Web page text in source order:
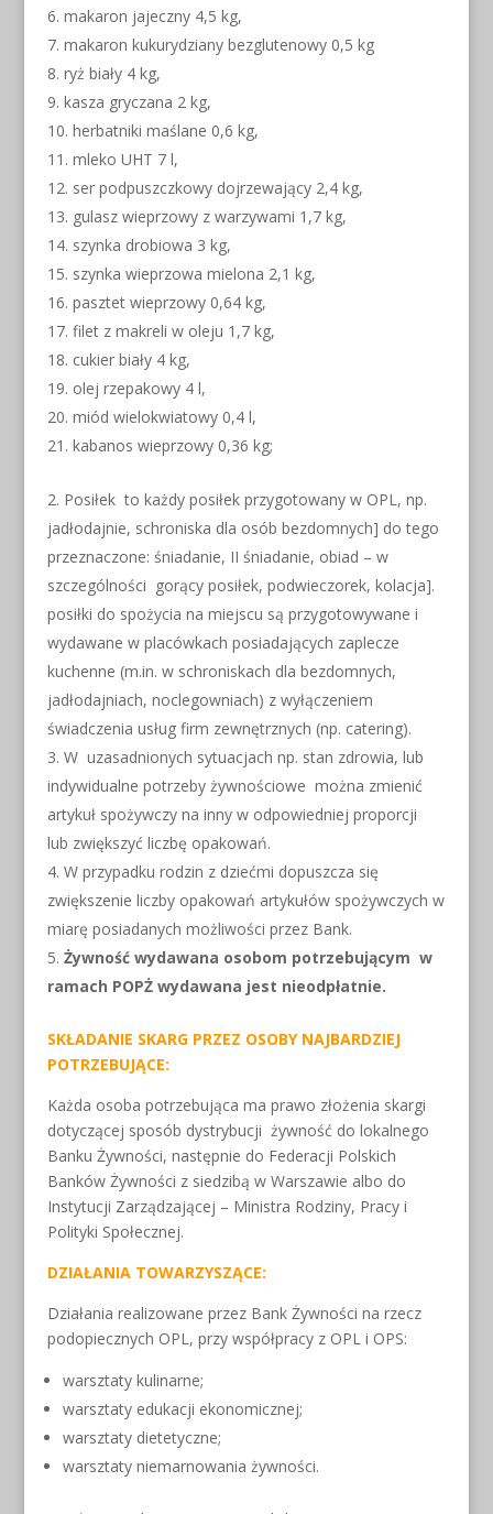
makaron jajeczny 4,5 kg,
makaron kukurydziany bezglutenowy 0,5 kg
ryż biały 4 kg,
kasza gryczana 2 kg,
herbatniki maślane 0,6 kg,
mleko UHT 7 l,
ser podpuszczkowy dojrzewający 2,4 kg,
gulasz wieprzowy z warzywami 1,7 kg,
szynka drobiowa 3 kg,
szynka wieprzowa mielona 2,1 kg,
pasztet wieprzowy 0,64 kg,
filet z makreli w oleju 1,7 kg,
cukier biały 4 kg,
olej rzepakowy 4 l,
miód wielokwiatowy 0,4 l,
kabanos wieprzowy 0,36 kg;
Posiłek to każdy posiłek przygotowany w OPL, np.
jadłodajnie, schroniska dla osób bezdomnych] do tego
przeznaczone: śniadanie, II śniadanie, obiad – w
szczególności gorący posiłek, podwieczorek, kolacja].
posiłki do spożycia na miejscu są przygotowywane i
wydawane w placówkach posiadających zaplecze
kuchenne (m.in. w schroniskach dla bezdomnych,
jadłodajniach, noclegowniach) z wyłączeniem
świadczenia usług firm zewnętrznych (np. catering).
W uzasadnionych sytuacjach np. stan zdrowia, lub
indywidualne potrzeby żywnościowe można zmienić
artykuł spożywczy na inny w odpowiedniej proporcji
lub zwiększyć liczbę opakowań.
W przypadku rodzin z dziećmi dopuszcza się
zwiększenie liczby opakowań artykułów spożywczych w
miarę posiadanych możliwości przez Bank.
Żywność wydawana osobom potrzebującym w
ramach POPŻ wydawana jest nieodpłatnie.
SKŁADANIE SKARG PRZEZ OSOBY NAJBARDZIEJ
POTRZEBUJĄCE:
Każda osoba potrzebująca ma prawo złożenia skargi
dotyczącej sposób dystrybucji żywność do lokalnego
Banku Żywności, następnie do Federacji Polskich
Banków Żywności z siedzibą w Warszawie albo do
Instytucji Zarządzającej – Ministra Rodziny, Pracy i
Polityki Społecznej.
DZIAŁANIA TOWARZYSZĄCE:
Działania realizowane przez Bank Żywności na rzecz
podopiecznych OPL, przy współpracy z OPL i OPS:
warsztaty kulinarne;
warsztaty edukacji ekonomicznej;
warsztaty dietetyczne;
warsztaty niemarnowania żywności.